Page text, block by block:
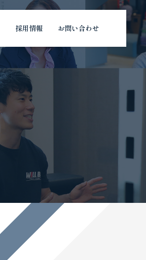
採用情報 お問い合わせ